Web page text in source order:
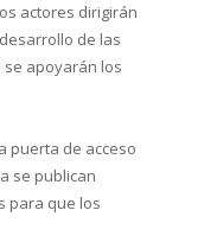
actores dirigirán
de las
apoyarán los
puerta de acceso
se publican
para que los